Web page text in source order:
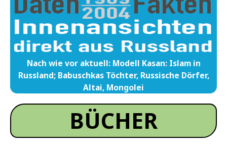
Nach wie vor aktuell: Modell Kasan: Islam in
Russland; Babuschkas Töchter, Russische Dörfer,
Altai, Mongolei
BÜCHER